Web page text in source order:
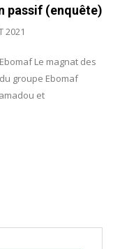
passif (enquête)
2021
Le magnat des
groupe Ebomaf
et